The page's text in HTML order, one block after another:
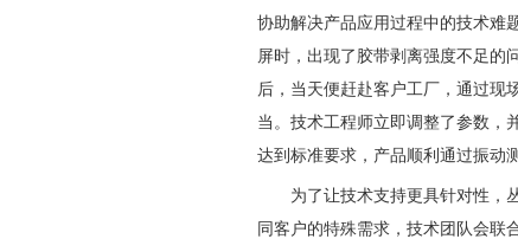
协助解决产品应用过程中的技术难
屏时，出现了胶带剥离强度不足的
后，当天便赶赴客户工厂，通过现
当。技术工程师立即调整了参数，
达到标准要求，产品顺利通过振动
为了让技术支持更具针对性，
同客户的特殊需求，技术团队会联